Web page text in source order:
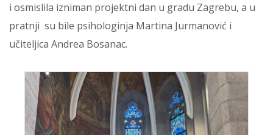
i osmislila izniman projektni dan u gradu Zagrebu, a u
pratnji su bile psihologinja Martina Jurmanović i
učiteljica Andrea Bosanac.